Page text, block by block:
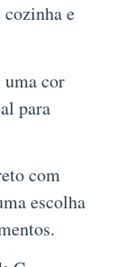
e
uma cor
para
com
escolha